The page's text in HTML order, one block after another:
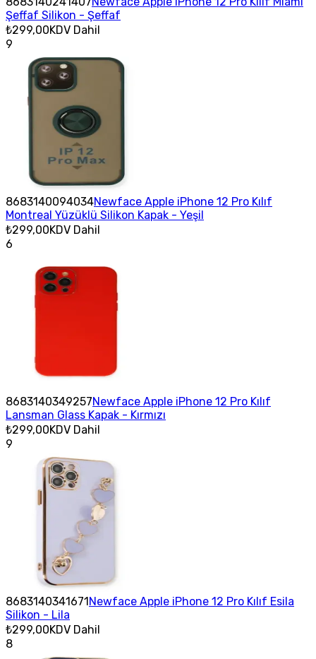
Şeffaf Silikon - Şeffaf
₺299,00KDV Dahil
9
8683140094034Newface Apple iPhone 12 Pro Kılıf
Montreal Yüzüklü Silikon Kapak - Yeşil
₺299,00KDV Dahil
6
8683140349257Newface Apple iPhone 12 Pro Kılıf
Lansman Glass Kapak - Kırmızı
₺299,00KDV Dahil
9
8683140341671Newface Apple iPhone 12 Pro Kılıf Esila
Silikon - Lila
₺299,00KDV Dahil
8